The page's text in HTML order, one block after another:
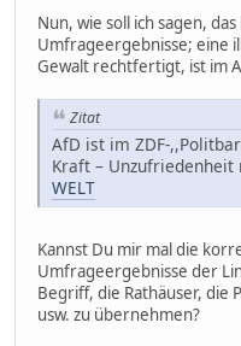
Nun, wie soll ich sagen,
Umfrageergebnisse; eine
Gewalt rechtfertigt, ist im
Zitat
AfD ist im ZDF-
Kraft –
WELT
Kannst Du mir mal die
Umfrageergebnisse der
Begriff, die Rathäuser, die
usw. zu übernehmen?